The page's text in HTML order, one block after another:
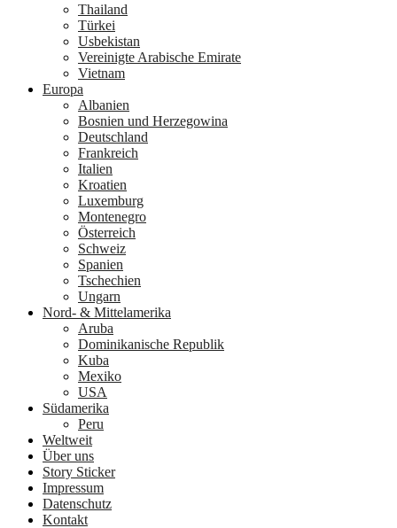
Thailand
Türkei
Usbekistan
Vereinigte Arabische Emirate
Vietnam
Europa
Albanien
Bosnien und Herzegowina
Deutschland
Frankreich
Italien
Kroatien
Luxemburg
Montenegro
Österreich
Schweiz
Spanien
Tschechien
Ungarn
Nord- & Mittelamerika
Aruba
Dominikanische Republik
Kuba
Mexiko
USA
Südamerika
Peru
Weltweit
Über uns
Story Sticker
Impressum
Datenschutz
Kontakt